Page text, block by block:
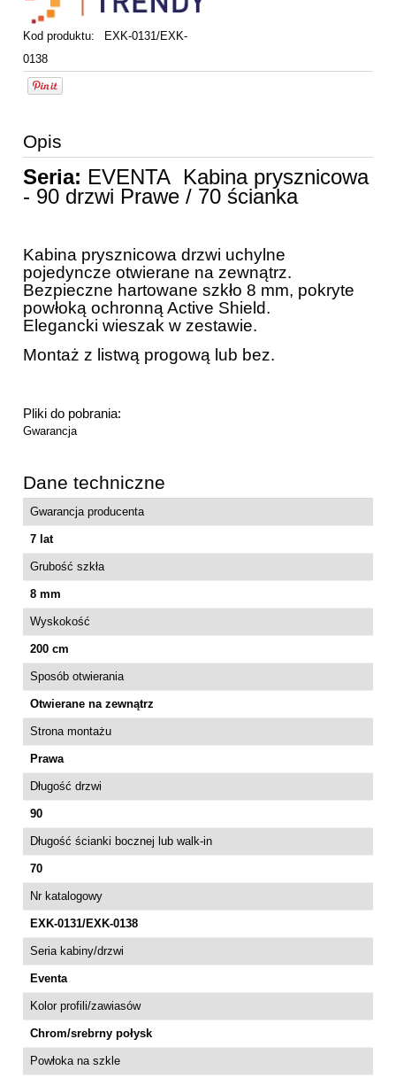
Kod produktu:
EXK-0131/EXK-
0138
Opis
Seria: EVENTA Kabina prysznicowa
- 90 drzwi Prawe / 70 ścianka
Kabina prysznicowa drzwi uchylne
pojedyncze otwierane na zewnątrz.
Bezpieczne hartowane szkło 8 mm, pokryte
powłoką ochronną Active Shield.
Elegancki wieszak w zestawie.
Montaż z listwą progową lub bez.
Pliki do pobrania:
Gwarancja
Dane techniczne
Gwarancja producenta
7 lat
Grubość szkła
8 mm
Wyskokość
200 cm
Sposób otwierania
Otwierane na zewnątrz
Strona montażu
Prawa
Długość drzwi
90
Długość ścianki bocznej lub walk-in
70
Nr katalogowy
EXK-0131/EXK-0138
Seria kabiny/drzwi
Eventa
Kolor profili/zawiasów
Chrom/srebrny połysk
Powłoka na szkle